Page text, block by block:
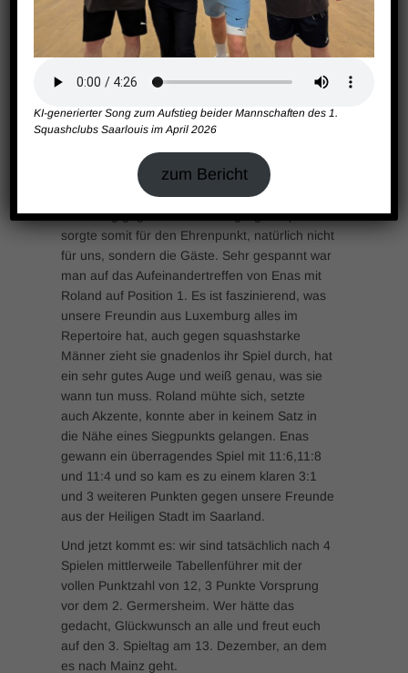
Court pflügen konnte wie sonst. Und ohne dass
ich irgendetwas Überraschendes schreibe: das
Spiel mit Philip gegen Olli ging über wieviele
Sätze? Richtig! Bei wechselnden Satzgewinnen
und haarsträubenden Fehlern auf beiden
Seiten, kam es auf den 5. an und hier hatte Olli
nach hartem Kampf und ganz engem Spiel
(insgesamt nur 4 Punkte Differenz) mit 11:8 die
Oberhand, gewann also mit Kampfgeist und
Erfahrung gegen unseren Jüngling Philip und
sorgte somit für den Ehrenpunkt, natürlich nicht
für uns, sondern die Gäste. Sehr gespannt war
man auf das Aufeinandertreffen von Enas mit
Roland auf Position 1. Es ist faszinierend, was
unsere Freundin aus Luxemburg alles im
Repertoire hat, auch gegen squashstarke
Männer zieht sie gnadenlos ihr Spiel durch, hat
ein sehr gutes Auge und weiß genau, was sie
wann tun muss. Roland mühte sich, setzte
auch Akzente, konnte aber in keinem Satz in
die Nähe eines Siegpunkts gelangen. Enas
gewann ein überragendes Spiel mit 11:6,11:8
und 11:4 und so kam es zu einem klaren 3:1
und 3 weiteren Punkten gegen unsere Freunde
aus der Heiligen Stadt im Saarland.
Und jetzt kommt es: wir sind tatsächlich nach 4
Spielen mittlerweile Tabellenführer mit der
vollen Punktzahl von 12, 3 Punkte Vorsprung
vor dem 2. Germersheim. Wer hätte das
gedacht, Glückwunsch an alle und freut euch
auf den 3. Spieltag am 13. Dezember, an dem
es nach Mainz geht.
KI-generierter Song zum Aufstieg beider Mannschaften des 1.
Squashclubs Saarlouis im April 2026
zum Bericht